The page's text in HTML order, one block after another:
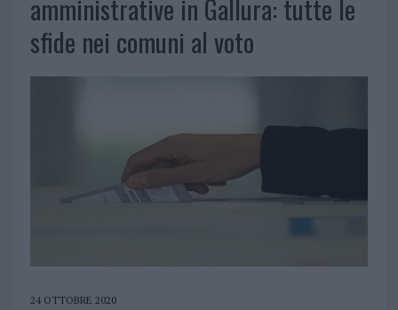
amministrative in Gallura: tutte le
sfide nei comuni al voto
24 OTTOBRE 2020